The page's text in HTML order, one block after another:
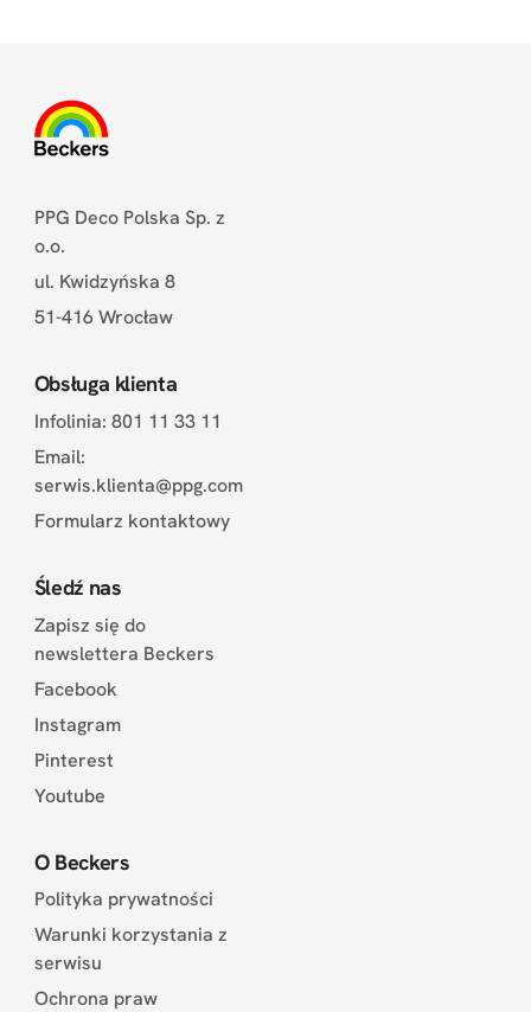
PPG Deco Polska Sp. z
o.o.
ul. Kwidzyńska 8
51-416 Wrocław
Obsługa klienta
Infolinia: 801 11 33 11
Email:
serwis.klienta@ppg.com
Formularz kontaktowy
Śledź nas
Zapisz się do
newslettera Beckers
Facebook
Instagram
Pinterest
Youtube
O Beckers
Polityka prywatności
Warunki korzystania z
serwisu
Ochrona praw